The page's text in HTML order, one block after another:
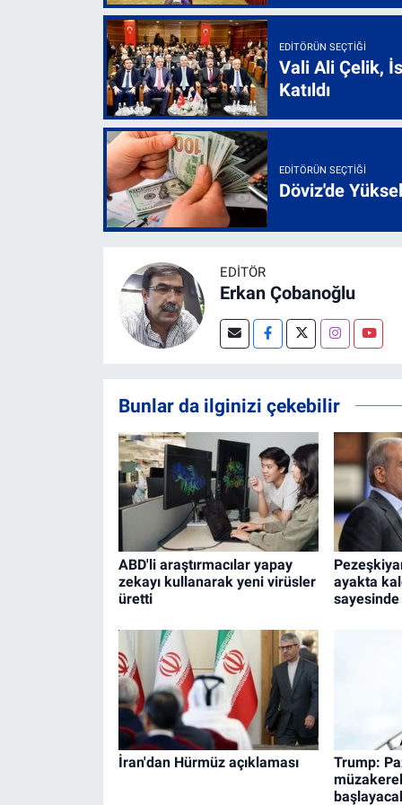
EDITÖRÜN SEÇTIĞI
Vali Ali Çelik,
Katıldı
EDITÖRÜN SEÇTIĞI
Döviz'de
EDITÖR
Erkan Çobanoğlu
Bunlar da ilginizi çekebilir
ABD'li araştırmacılar yapay
zekayı kullanarak yeni virüsler
üretti
ayakta
İran'dan Hürmüz açıklaması
Trump: